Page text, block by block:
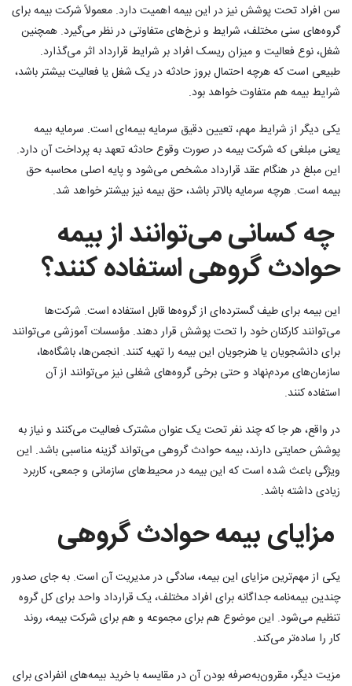
سن افراد تحت پوشش نیز در این بیمه اهمیت دارد. معمولاً شرکت بیمه برای
گروه‌های سنی مختلف، شرایط و نرخ‌های متفاوتی در نظر می‌گیرد. همچنین
شغل، نوع فعالیت و میزان ریسک افراد بر شرایط قرارداد اثر می‌گذارد.
طبیعی است که هرچه احتمال بروز حادثه در یک شغل یا فعالیت بیشتر باشد،
شرایط بیمه هم متفاوت خواهد بود.
یکی دیگر از شرایط مهم، تعیین دقیق سرمایه بیمه‌ای است. سرمایه بیمه
یعنی مبلغی که شرکت بیمه در صورت وقوع حادثه تعهد به پرداخت آن دارد.
این مبلغ در هنگام عقد قرارداد مشخص می‌شود و پایه اصلی محاسبه حق
بیمه است. هرچه سرمایه بالاتر باشد، حق بیمه نیز بیشتر خواهد شد.
چه کسانی می‌توانند از بیمه
حوادث گروهی استفاده کنند؟
این بیمه برای طیف گسترده‌ای از گروه‌ها قابل استفاده است. شرکت‌ها
می‌توانند کارکنان خود را تحت پوشش قرار دهند. مؤسسات آموزشی می‌توانند
برای دانشجویان یا هنرجویان این بیمه را تهیه کنند. انجمن‌ها، باشگاه‌ها،
سازمان‌های مردم‌نهاد و حتی برخی گروه‌های شغلی نیز می‌توانند از آن
استفاده کنند.
در واقع، هر جا که چند نفر تحت یک عنوان مشترک فعالیت می‌کنند و نیاز به
پوشش حمایتی دارند، بیمه حوادث گروهی می‌تواند گزینه مناسبی باشد. این
ویژگی باعث شده است که این بیمه در محیط‌های سازمانی و جمعی، کاربرد
زیادی داشته باشد.
مزایای بیمه حوادث گروهی
یکی از مهم‌ترین مزایای این بیمه، سادگی در مدیریت آن است. به جای صدور
چندین بیمه‌نامه جداگانه برای افراد مختلف، یک قرارداد واحد برای کل گروه
تنظیم می‌شود. این موضوع هم برای مجموعه و هم برای شرکت بیمه، روند
کار را ساده‌تر می‌کند.
مزیت دیگر، مقرون‌به‌صرفه بودن آن در مقایسه با خرید بیمه‌های انفرادی برای